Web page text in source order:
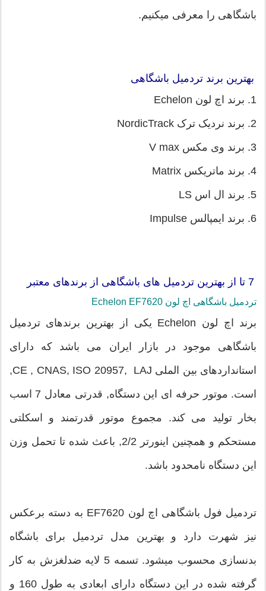
باشگاهی را معرفی میکنیم.
بهترین برند تردمیل باشگاهی
1. برند اچ لون Echelon
2. برند نردیک ترک NordicTrack
3. برند وی مکس V max
4. برند ماتریکس Matrix
5. برند ال اس LS
6. برند ایمپالس Impulse
7 تا از بهترین تردمیل های باشگاهی از برندهای معتبر
تردمیل باشگاهی اچ لون Echelon EF7620
برند اچ لون Echelon یکی از بهترین برندهای تردمیل
باشگاهی موجود در بازار ایران می باشد که دارای
استانداردهای بین الملی CE , CNAS, ISO 20957, LAJ,
است. موتور حرفه ای این دستگاه, قدرتی معادل 7 اسب
بخار تولید می کند. مجموع موتور قدرتمند و اسکلتی
مستحکم و همچنین اینورتر 2/2, باعث شده تا تحمل وزن
این دستگاه نامحدود باشد.
تردمیل فول باشگاهی اچ لون EF7620 به دسته برعکس
نیز شهرت دارد و بهترین مدل تردمیل برای باشگاه
بدنسازی محسوب میشود. تسمه 5 لایه ضدلغزش به کار
گرفته شده در این دستگاه دارای ابعادی به طول 160 و